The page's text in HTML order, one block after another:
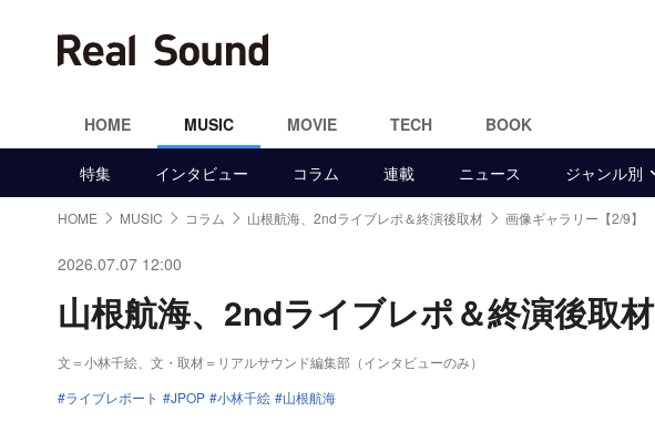
HOME MUSIC MOVIE TECH BOOK
特集 インタビュー コラム 連載 ニュース ジャンル別
HOME MUSIC コラム 山根航海、2ndライブレポ＆終演後取材 画像ギャラリー【2/9】
2026.07.07 12:00
山根航海、2ndライブレポ＆終演後取
文＝小林千絵、文・取材＝リアルサウンド編集部（インタビューのみ）
ライブレポート
JPOP 小林千絵 山根航海